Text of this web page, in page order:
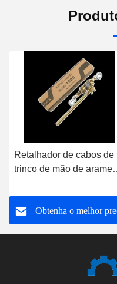
Retalhador de cabos de
trinco de mão de arame
arame de trinco 1T 2T
Obtenha o melhor